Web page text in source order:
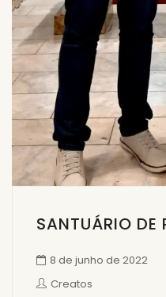
SANTUÁRIO DE
8 de junho de 2022
Creatos